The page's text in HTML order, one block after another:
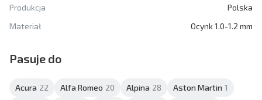
Produkcja
Polska
Materiał
Ocynk 1.0-1.2 mm
Pasuje do
Acura 22 Alfa Romeo 20 Alpina 28 Aston Martin 1